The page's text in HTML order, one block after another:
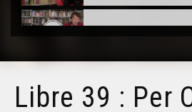
Libre 39 : Per